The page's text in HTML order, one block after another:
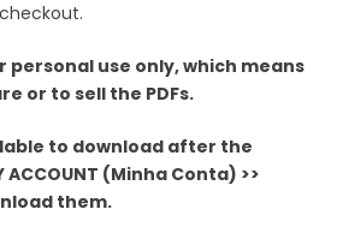
use only, which means
or to sell the PDFs.
to download after the
(Minha Conta) >>
them.